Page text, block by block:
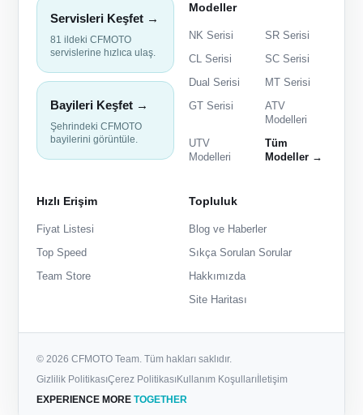
Servisleri Keşfet →
81 ildeki CFMOTO
servislerine hızlıca ulaş.
Bayileri Keşfet →
Şehrindeki CFMOTO
bayilerini görüntüle.
Modeller
NK Serisi
SR Serisi
CL Serisi
SC Serisi
Dual Serisi
MT Serisi
GT Serisi
ATV
Modelleri
UTV
Modelleri
Tüm
Modeller →
Hızlı Erişim
Fiyat Listesi
Top Speed
Team Store
Topluluk
Blog ve Haberler
Sıkça Sorulan Sorular
Hakkımızda
Site Haritası
© 2026 CFMOTO Team. Tüm hakları saklıdır.
Gizlilik PolitikasıÇerez PolitikasıKullanım Koşulları İletişim
EXPERIENCE MORE TOGETHER